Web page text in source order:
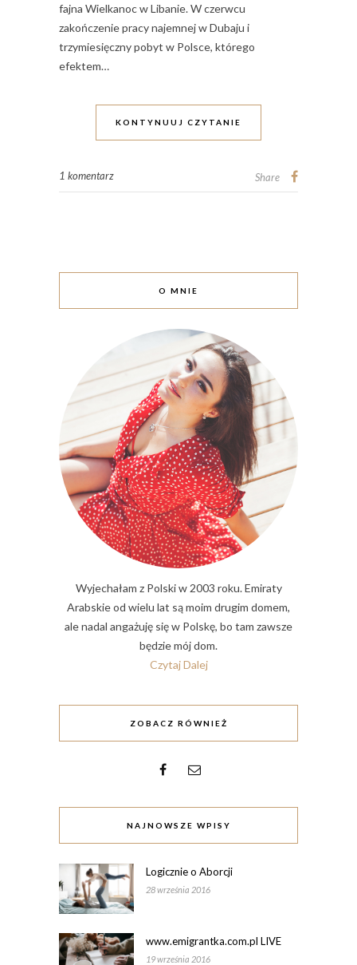
fajna Wielkanoc w Libanie. W czerwcu
zakończenie pracy najemnej w Dubaju i
trzymiesięczny pobyt w Polsce, którego
efektem…
KONTYNUUJ CZYTANIE
1 komentarz Share
O MNIE
Wyjechałam z Polski w 2003 roku. Emiraty
Arabskie od wielu lat są moim drugim domem,
ale nadal angażuję się w Polskę, bo tam zawsze
będzie mój dom.
Czytaj Dalej
ZOBACZ RÓWNIEŻ
NAJNOWSZE WPISY
Logicznie o Aborcji
28 września 2016
www.emigrantka.com.pl LIVE
19 września 2016